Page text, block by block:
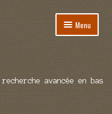
Menu
avancée en bas